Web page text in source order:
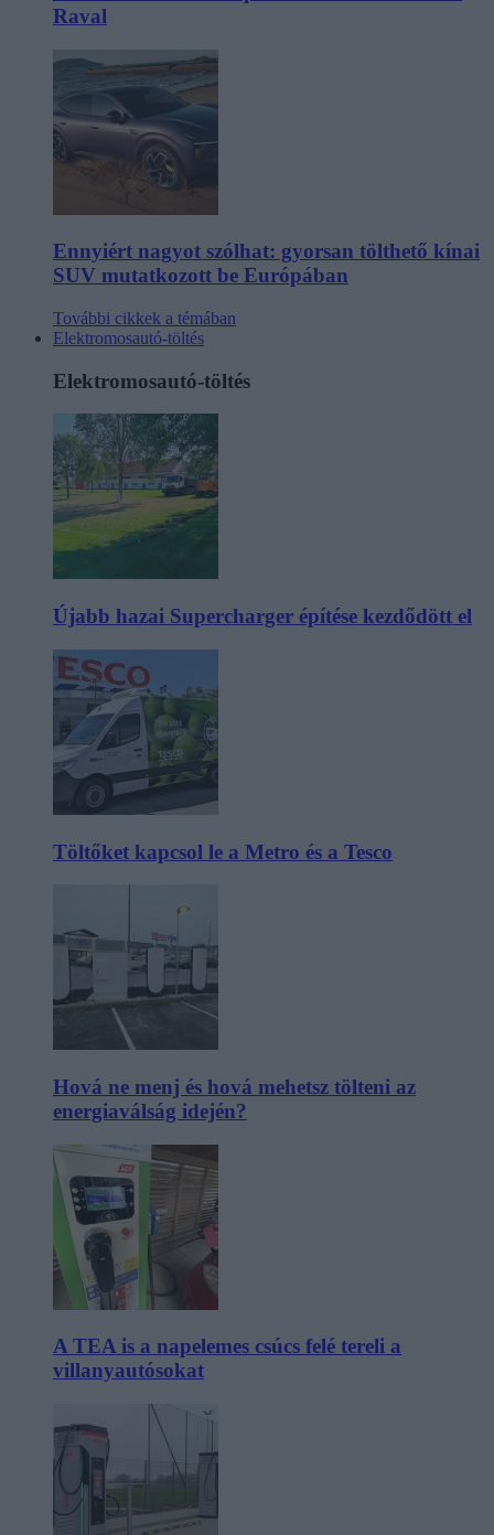
Raval
Ennyiért nagyot szólhat: gyorsan tölthető kínai
SUV mutatkozott be Európában
További cikkek a témában
Elektromosautó-töltés
Elektromosautó-töltés
Újabb hazai Supercharger építése kezdődött el
Töltőket kapcsol le a Metro és a Tesco
Hová ne menj és hová mehetsz tölteni az
energiaválság idején?
A TEA is a napelemes csúcs felé tereli a
villanyautósokat